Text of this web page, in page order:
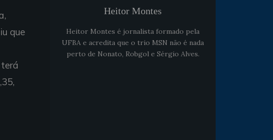
que
Heitor Montes
Heitor Montes é jornalista formado pela
UFBA e acredita que o trio MSN não é nada
perto de Nonato, Robgol e Sérgio Alves.